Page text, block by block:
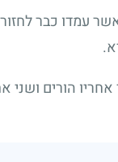
עמדו כבר
הורים ושני